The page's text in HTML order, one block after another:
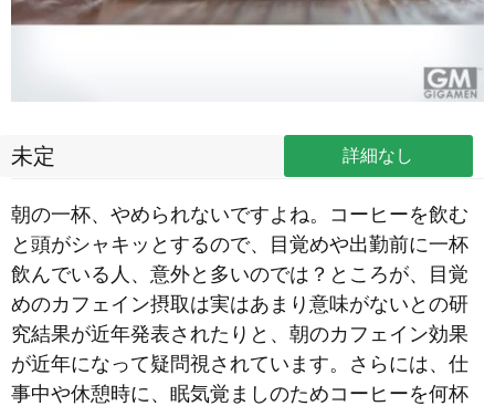
未定 詳細なし
朝の一杯、やめられないですよね。コーヒーを飲む
と頭がシャキッとするので、目覚めや出勤前に一杯
飲んでいる人、意外と多いのでは？ところが、目覚
めのカフェイン摂取は実はあまり意味がないとの研
究結果が近年発表されたりと、朝のカフェイン効果
が近年になって疑問視されています。さらには、仕
事中や休憩時に、眠気覚ましのためコーヒーを何杯